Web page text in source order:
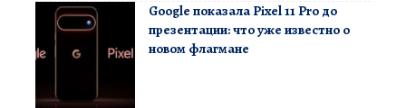
Google показала Pixel 11 Pro до
презентации: что уже известно о
новом флагмане